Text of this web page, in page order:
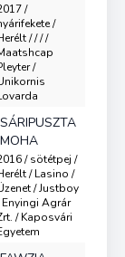
/
/
/ / / /
/
SÁRIPUSZTA
MOHA
/ sötétpej /
/ Lasino /
/ Justboy
Enyingi Agrár
/ Kaposvári